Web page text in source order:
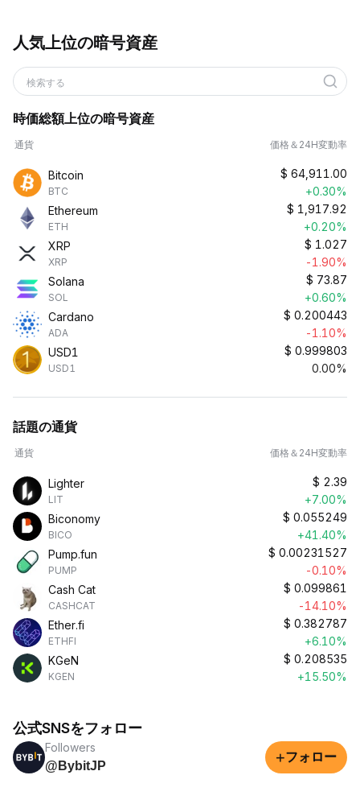
人気上位の暗号資産
検索する
時価総額上位の暗号資産
通貨 価格＆24H変動率
Bitcoin
BTC
$ 64,911.00
+0.30%
Ethereum
ETH
$ 1,917.92
+0.20%
XRP
XRP
$ 1.027
-1.90%
Solana
SOL
$ 73.87
+0.60%
Cardano
ADA
$ 0.200443
-1.10%
USD1
USD1
$ 0.999803
0.00%
話題の通貨
通貨 価格＆24H変動率
Lighter
LIT
$ 2.39
+7.00%
Biconomy
BICO
$ 0.055249
+41.40%
Pump.fun
PUMP
$ 0.00231527
-0.10%
Cash Cat
CASHCAT
$ 0.099861
-14.10%
Ether.fi
ETHFI
$ 0.382787
+6.10%
KGeN
KGEN
$ 0.208535
+15.50%
公式SNSをフォロー
Followers
@BybitJP
+フォロー